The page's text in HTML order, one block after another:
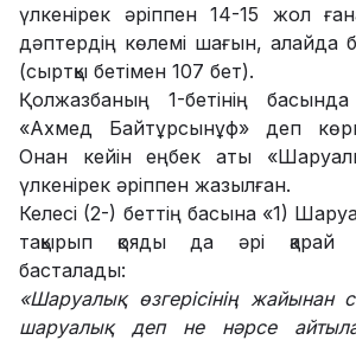
үлкенірек әріппен 14-15 жол
дәптердің көлемі шағын, алайда
(сыртқы бетімен 107 бет).
Қолжазбаның 1-бетінің
«Ахмед Байтұрсынұф» деп
Онан кейін еңбек аты
үлкенірек әріппен жазылған.
Келесі (2-) беттің басына «1)
тақырып қояды да әрі қарай
басталады:
«Шаруалық өзгерісінің жайынан
шаруалық деп не нәрсе